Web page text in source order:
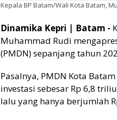
Kepala BP Batam/Wali Kota Batam,
Dinamika Kepri | Batam -
Muhammad Rudi
(PMDN) sepanjang tahun
Pasalnya, PMDN Kota
investasi sebesar Rp 6,8
lalu yang hanya berjumlah